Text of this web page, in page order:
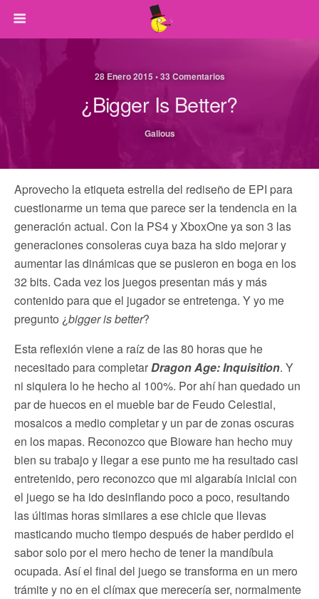
28 Enero 2015 • 33 Comentarios
¿Bigger Is Better?
Galious
Aprovecho la etiqueta estrella del rediseño de EPI para
cuestionarme un tema que parece ser la tendencia en la
generación actual. Con la PS4 y XboxOne ya son 3 las
generaciones consoleras cuya baza ha sido mejorar y
aumentar las dinámicas que se pusieron en boga en los
32 bits. Cada vez los juegos presentan más y más
contenido para que el jugador se entretenga. Y yo me
pregunto ¿bigger is better?
Esta reflexión viene a raíz de las 80 horas que he
necesitado para completarDragon Age: Inquisition. Y
ni siquiera lo he hecho al 100%. Por ahí han quedado un
par de huecos en el mueble bar de Feudo Celestial,
mosaicos a medio completar y un par de zonas oscuras
en los mapas. Reconozco que Bioware han hecho muy
bien su trabajo y llegar a ese punto me ha resultado casi
entretenido, pero reconozco que mi algarabía inicial con
el juego se ha ido desinflando poco a poco, resultando
las últimas horas similares a ese chicle que llevas
masticando mucho tiempo después de haber perdido el
sabor solo por el mero hecho de tener la mandíbula
ocupada. Así el final del juego se transforma en un mero
trámite y no en el clímax que merecería ser, normalmente